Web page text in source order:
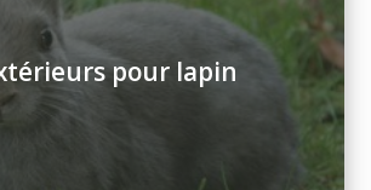
pour lapin